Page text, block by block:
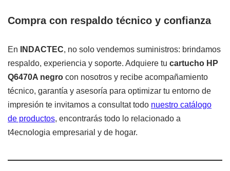
Compra con respaldo técnico y confianza
En INDACTEC, no solo vendemos suministros: brindamos
respaldo, experiencia y soporte. Adquiere tu cartucho HP
Q6470A negro con nosotros y recibe acompañamiento
técnico, garantía y asesoría para optimizar tu entorno de
impresión te invitamos a consultat todo nuestro catálogo
de productos, encontrarás todo lo relacionado a
t4ecnologia empresarial y de hogar.